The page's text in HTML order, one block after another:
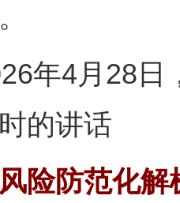
月28日，
的讲话
防范化解